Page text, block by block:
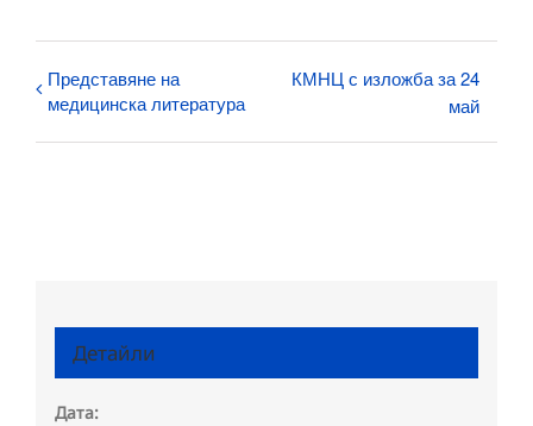
Представяне на
медицинска литература
КМНЦ с изложба за 24
май
Детайли
Дата: